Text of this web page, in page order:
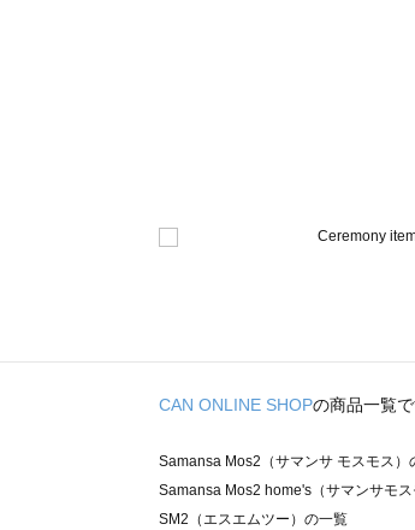
CAN ONLINE SHOPの商品一覧で
Samansa Mos2（サマンサ モスモス）
Samansa Mos2 home's（サマンサモ
SM2（エスエムツー）の一覧